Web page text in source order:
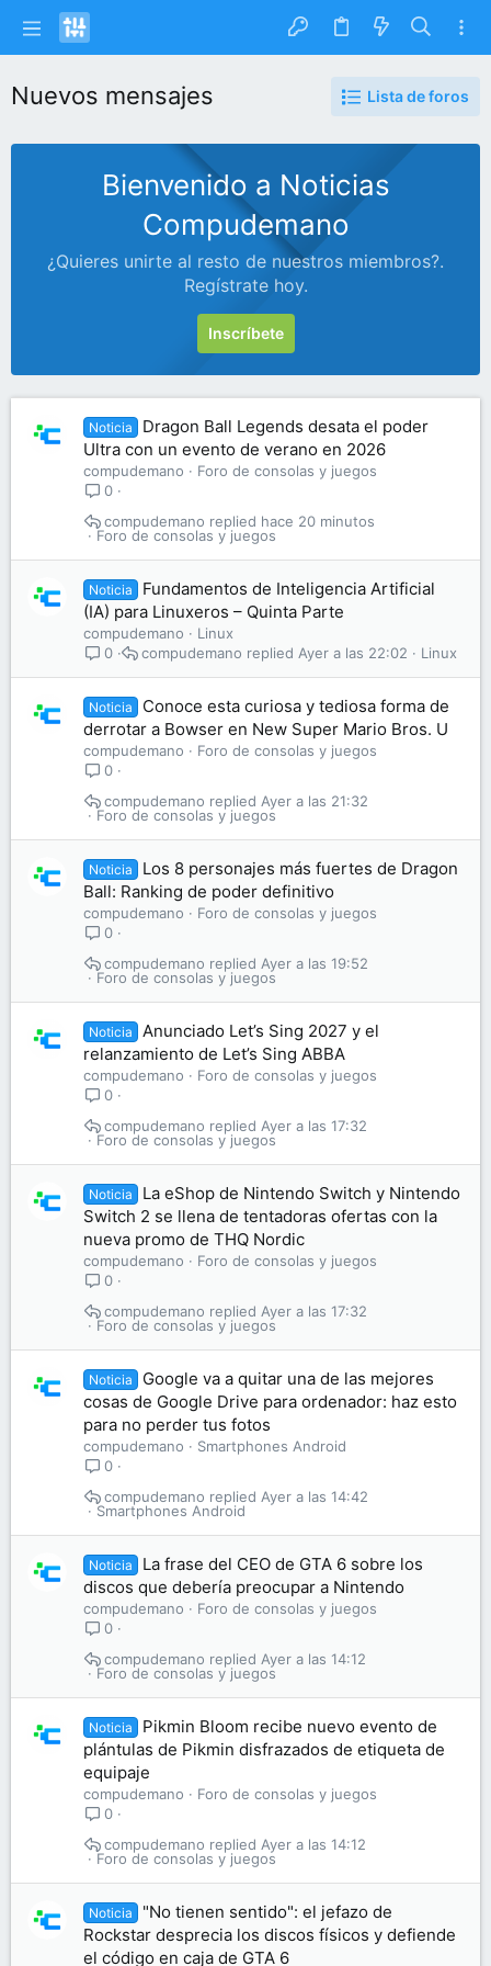
Nuevos mensajes Lista de foros
Bienvenido a Noticias
Compudemano
¿Quieres unirte al resto de nuestros miembros?.
Regístrate hoy.
Inscríbete
Noticia
Dragon Ball Legends desata el poder
Ultra con un evento de verano en 2026
compudemano
Foro de consolas y juegos
0
Foro de consolas y juegos
hace 20 minutos
compudemano
Noticia
Fundamentos de Inteligencia Artificial
(IA) para Linuxeros – Quinta Parte
compudemano
Linux
0
Linux
Ayer a las 22:02
compudemano
Noticia
Conoce esta curiosa y tediosa forma de
derrotar a Bowser en New Super Mario Bros. U
compudemano
Foro de consolas y juegos
0
Foro de consolas y juegos
Ayer a las 21:32
compudemano
Noticia
Los 8 personajes más fuertes de Dragon
Ball: Ranking de poder definitivo
compudemano
Foro de consolas y juegos
0
Foro de consolas y juegos
Ayer a las 19:52
compudemano
Noticia
Anunciado Let’s Sing 2027 y el
relanzamiento de Let’s Sing ABBA
compudemano
Foro de consolas y juegos
0
Foro de consolas y juegos
Ayer a las 17:32
compudemano
Noticia
La eShop de Nintendo Switch y Nintendo
Switch 2 se llena de tentadoras ofertas con la
nueva promo de THQ Nordic
compudemano
Foro de consolas y juegos
0
Foro de consolas y juegos
Ayer a las 17:32
compudemano
Noticia
Google va a quitar una de las mejores
cosas de Google Drive para ordenador: haz esto
para no perder tus fotos
compudemano
Smartphones Android
0
Smartphones Android
Ayer a las 14:42
compudemano
Noticia
La frase del CEO de GTA 6 sobre los
discos que debería preocupar a Nintendo
compudemano
Foro de consolas y juegos
0
Foro de consolas y juegos
Ayer a las 14:12
compudemano
Noticia
Pikmin Bloom recibe nuevo evento de
plántulas de Pikmin disfrazados de etiqueta de
equipaje
compudemano
Foro de consolas y juegos
0
Foro de consolas y juegos
Ayer a las 14:12
compudemano
Noticia
"No tienen sentido": el jefazo de
Rockstar desprecia los discos físicos y defiende
el código en caja de GTA 6